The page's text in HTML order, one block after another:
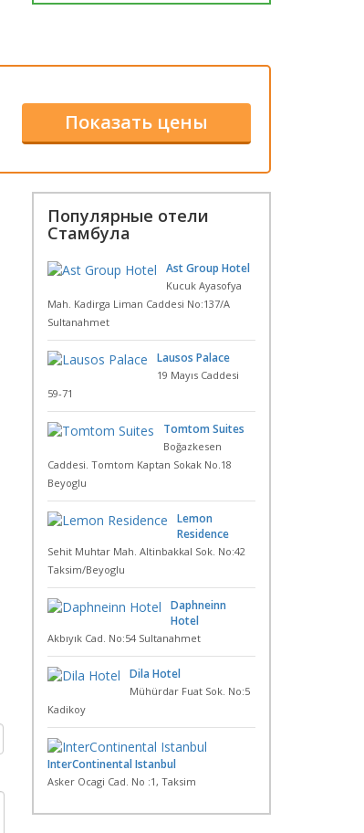
Популярные отели
Стамбула
Ast Group Hotel
Kucuk Ayasofya
Mah. Kadirga Liman Caddesi No:137/A
Sultanahmet
Lausos Palace
19 Mayıs Caddesi
59-71
Tomtom Suites
Boğazkesen
Caddesi. Tomtom Kaptan Sokak No.18
Beyoglu
Lemon
Residence
Sehit Muhtar Mah. Altinbakkal Sok. No:42
Taksim/Beyoglu
Daphneinn
Hotel
Akbıyık Cad. No:54 Sultanahmet
Dila Hotel
Mühürdar Fuat Sok. No:5
Kadikoy
InterContinental Istanbul
Asker Ocagi Cad. No :1, Taksim